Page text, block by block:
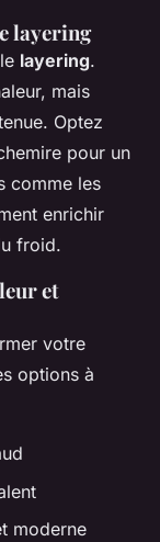
layering
layering.
mais
Optez
pour un
comme les
enrichir
froid.
et
votre
options à
moderne